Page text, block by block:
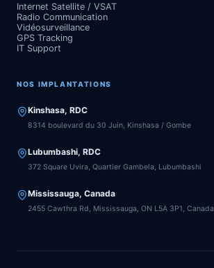
Internet Satellite / VSAT
Radio Communication
Vidéosurveillance
GPS Tracking
IT Support
NOS IMPLANTATIONS
Kinshasa, RDC
8314 boulevard du 30 Juin, Kinshasa / Gombe
Lubumbashi, RDC
372 Square Uvira, Quartier Gambela, Lubumbashi
Mississauga, Canada
2455 Cawthra Rd, Mississauga, ON L5A 3P1, Canada